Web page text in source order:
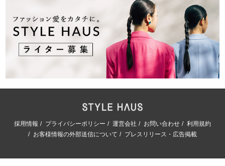
採用情報 プライバシーポリシー 運営会社 お問い合わせ
利用規約
お客様情報の外部送信について
プレスリリース・広告掲載